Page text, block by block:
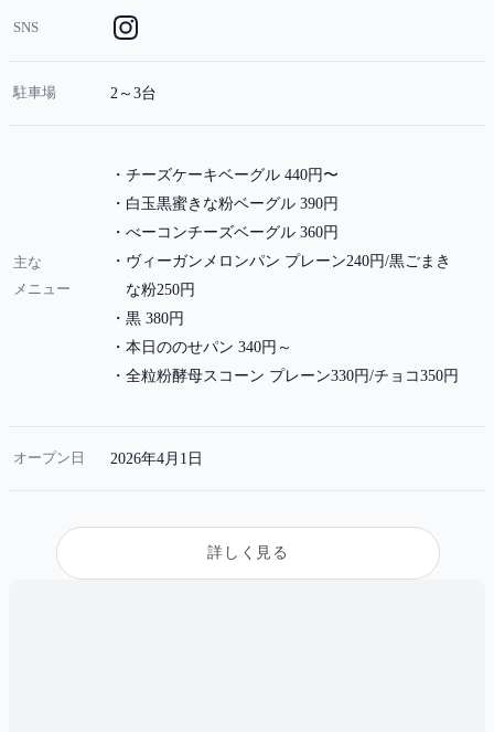
SNS
駐車場 2～3台
主な
メニュー
チーズケーキベーグル 440円〜
白玉黒蜜きな粉ベーグル 390円
べーコンチーズベーグル 360円
ヴィーガンメロンパン プレーン240円/黒ごまき
な粉250円
黒 380円
本日ののせパン 340円～
全粒粉酵母スコーン プレーン330円/チョコ350円
オープン日 2026年4月1日
詳しく見る